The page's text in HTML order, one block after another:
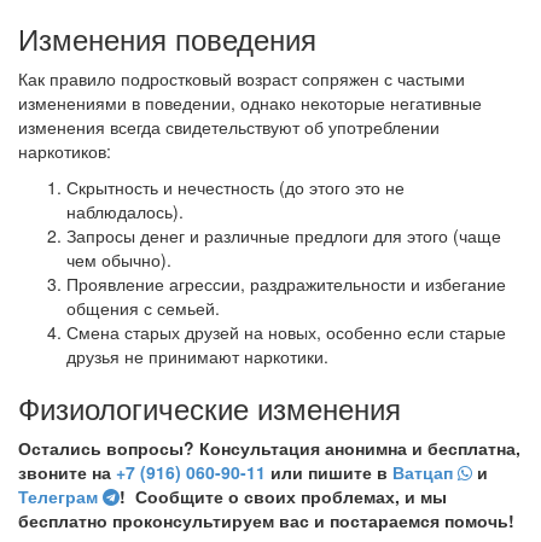
Изменения поведения
Как правило подростковый возраст сопряжен с частыми
изменениями в поведении, однако некоторые негативные
изменения всегда свидетельствуют об употреблении
наркотиков:
Скрытность и нечестность (до этого это не
наблюдалось).
Запросы денег и различные предлоги для этого (чаще
чем обычно).
Проявление агрессии, раздражительности и избегание
общения с семьей.
Смена старых друзей на новых, особенно если старые
друзья не принимают наркотики.
Физиологические изменения
Остались вопросы? Консультация анонимна и бесплатна,
звоните на +7 (916) 060-90-11 или пишите в Ватцап
и
Телеграм
! Сообщите о своих проблемах, и мы
бесплатно проконсультируем вас и постараемся помочь!